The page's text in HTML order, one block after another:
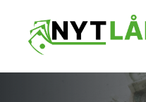
indhold